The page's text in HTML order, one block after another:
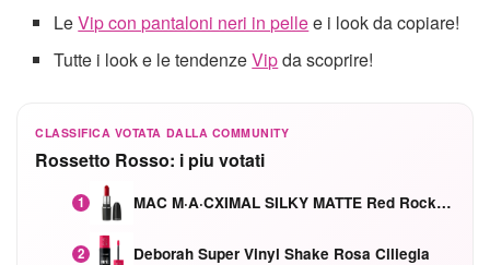
LeVip con pantaloni neri in pellee i look da copiare!
Tutte i look e le tendenzeVipda scoprire!
CLASSIFICA VOTATA DALLA COMMUNITY
Rossetto Rosso: i piu votati
1 MAC M·A·CXIMAL SILKY MATTE Red Rock mat
2 Deborah Super Vinyl Shake Rosa Ciliegia